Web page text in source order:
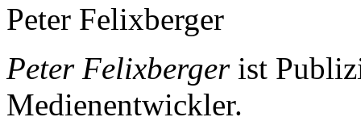
Peter Felixberger
Peter Felixbergerist
Medienentwickler.